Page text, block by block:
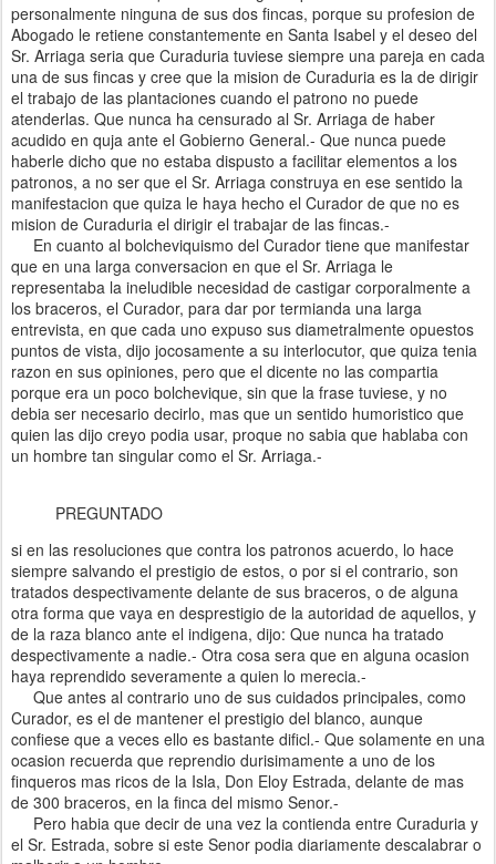
personalmente ninguna de sus dos fincas, porque su profesion de
Abogado le retiene constantemente en Santa Isabel y el deseo del
Sr. Arriaga seria que Curaduria tuviese siempre una pareja en cada
una de sus fincas y cree que la mision de Curaduria es la de dirigir
el trabajo de las plantaciones cuando el patrono no puede
atenderlas. Que nunca ha censurado al Sr. Arriaga de haber
acudido en quja ante el Gobierno General.- Que nunca puede
haberle dicho que no estaba dispusto a facilitar elementos a los
patronos, a no ser que el Sr. Arriaga construya en ese sentido la
manifestacion que quiza le haya hecho el Curador de que no es
mision de Curaduria el dirigir el trabajar de las fincas.-
En cuanto al bolcheviquismo del Curador tiene que manifestar
que en una larga conversacion en que el Sr. Arriaga le
representaba la ineludible necesidad de castigar corporalmente a
los braceros, el Curador, para dar por termianda una larga
entrevista, en que cada uno expuso sus diametralmente opuestos
puntos de vista, dijo jocosamente a su interlocutor, que quiza tenia
razon en sus opiniones, pero que el dicente no las compartia
porque era un poco bolchevique, sin que la frase tuviese, y no
debia ser necesario decirlo, mas que un sentido humoristico que
quien las dijo creyo podia usar, proque no sabia que hablaba con
un hombre tan singular como el Sr. Arriaga.-
PREGUNTADO
si en las resoluciones que contra los patronos acuerdo, lo hace
siempre salvando el prestigio de estos, o por si el contrario, son
tratados despectivamente delante de sus braceros, o de alguna
otra forma que vaya en desprestigio de la autoridad de aquellos, y
de la raza blanco ante el indigena, dijo: Que nunca ha tratado
despectivamente a nadie.- Otra cosa sera que en alguna ocasion
haya reprendido severamente a quien lo merecia.-
Que antes al contrario uno de sus cuidados principales, como
Curador, es el de mantener el prestigio del blanco, aunque
confiese que a veces ello es bastante dificl.- Que solamente en una
ocasion recuerda que reprendio durisimamente a uno de los
finqueros mas ricos de la Isla, Don Eloy Estrada, delante de mas
de 300 braceros, en la finca del mismo Senor.-
Pero habia que decir de una vez la contienda entre Curaduria y
el Sr. Estrada, sobre si este Senor podia diariamente descalabrar o